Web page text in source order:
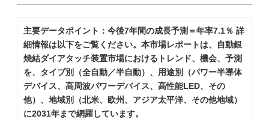
主要データポイント：今後7年間の成長予測＝年率7.1％ 詳
細情報は以下をご覧ください。本市場レポートは、自動銀
焼結ダイアタッチ装置市場におけるトレンド、機会、予測
を、タイプ別（全自動／半自動）、用途別（パワー半導体
デバイス、高周波パワーデバイス、高性能LED、その
他）、地域別（北米、欧州、アジア太平洋、その他地域）
に2031年まで網羅しています。